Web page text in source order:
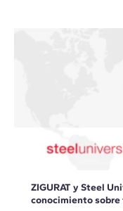
ZIGURAT y Steel
conocimiento